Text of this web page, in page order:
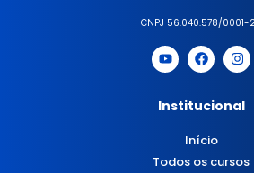
CNPJ 56.040.578/0001-
Institucional
Início
Todos os cursos